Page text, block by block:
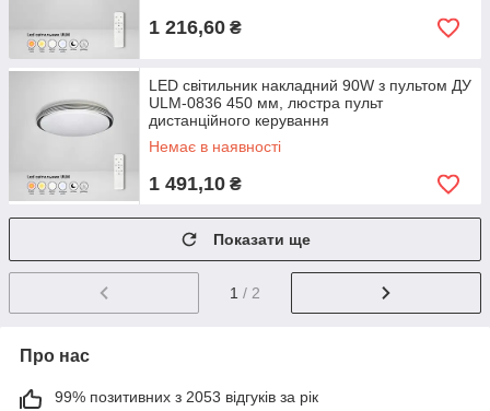
1 216,60 ₴
LED світильник накладний 90W з пультом ДУ
ULM-0836 450 мм, люстра пульт
дистанційного керування
Немає в наявності
1 491,10 ₴
Показати ще
1 / 2
Про нас
99% позитивних з 2053 відгуків за рік